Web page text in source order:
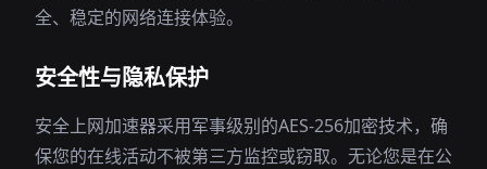
全、稳定的网络连接体验。
安全性与隐私保护
安全上网加速器采用军事级别的AES-256加密技术，确
保您的在线活动不被第三方监控或窃取。无论您是在公